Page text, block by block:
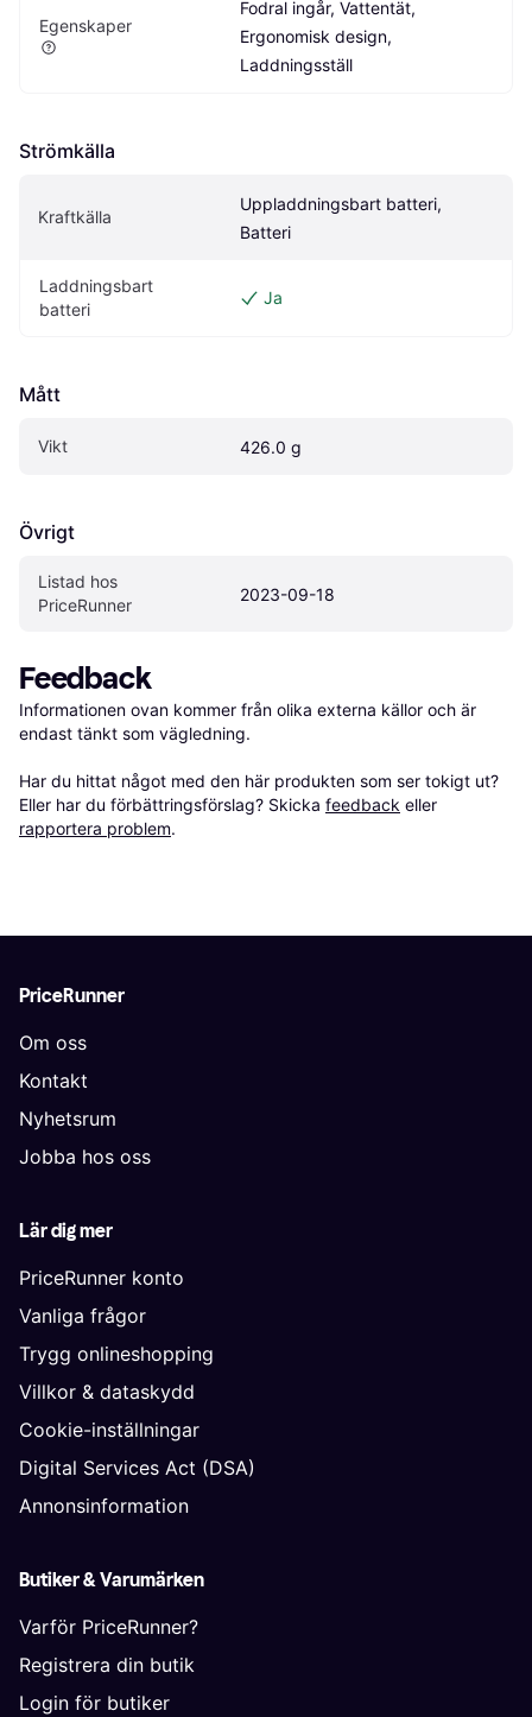
Egenskaper
Fodral ingår, Vattentät,
Ergonomisk design,
Laddningsställ
Strömkälla
Kraftkälla
Uppladdningsbart batteri,
Batteri
Laddningsbart
batteri
Ja
Mått
Vikt 426.0 g
Övrigt
Listad hos
PriceRunner
2023-09-18
Feedback
Informationen ovan kommer från olika externa källor och är
endast tänkt som vägledning.
Har du hittat något med den här produkten som ser tokigt ut?
Eller har du förbättringsförslag? Skicka feedback eller
rapportera problem.
PriceRunner
Om oss
Kontakt
Nyhetsrum
Jobba hos oss
Lär dig mer
PriceRunner konto
Vanliga frågor
Trygg onlineshopping
Villkor & dataskydd
Cookie-inställningar
Digital Services Act (DSA)
Annonsinformation
Butiker & Varumärken
Varför PriceRunner?
Registrera din butik
Login för butiker